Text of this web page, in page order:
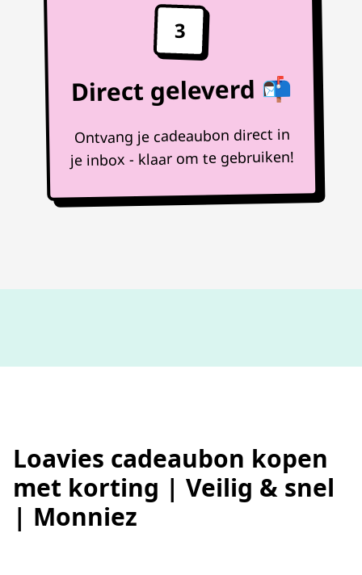
3
Direct geleverd 📬
Ontvang je cadeaubon direct in
je inbox - klaar om te gebruiken!
Loavies cadeaubon kopen
met korting | Veilig & snel
| Monniez